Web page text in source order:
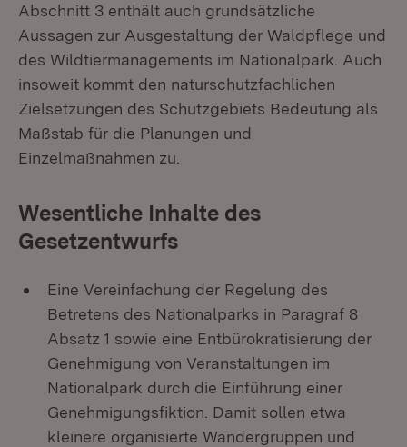
Abschnitt 3 enthält auch grundsätzliche
Aussagen zur Ausgestaltung der Waldpflege und
des Wildtiermanagements im Nationalpark. Auch
insoweit kommt den naturschutzfachlichen
Zielsetzungen des Schutzgebiets Bedeutung als
Maßstab für die Planungen und
Einzelmaßnahmen zu.
Wesentliche Inhalte des
Gesetzentwurfs
Eine Vereinfachung der Regelung des
Betretens des Nationalparks in Paragraf 8
Absatz 1 sowie eine Entbürokratisierung der
Genehmigung von Veranstaltungen im
Nationalpark durch die Einführung einer
Genehmigungsfiktion. Damit sollen etwa
kleinere organisierte Wandergruppen und